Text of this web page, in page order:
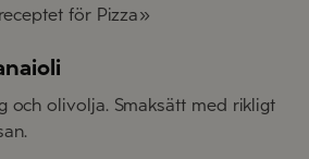
för Pizza»
och olivolja. Smaksätt med rikligt